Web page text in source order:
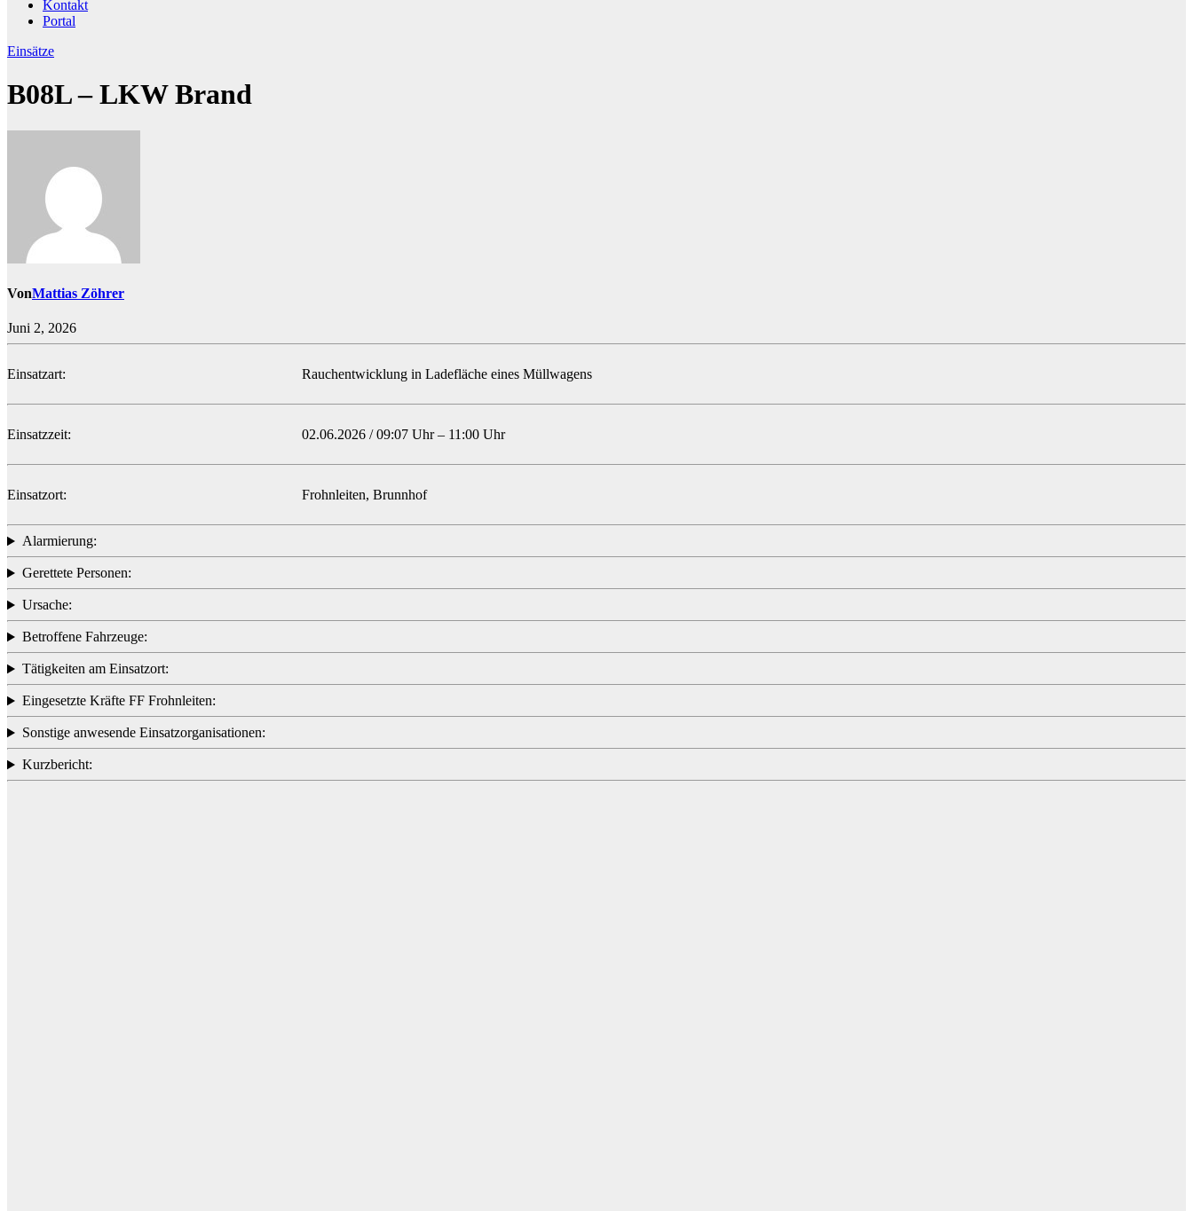
Kontakt
Portal
Einsätze
B08L – LKW Brand
VonMattias Zöhrer
Juni 2, 2026
Einsatzart: Rauchentwicklung in Ladefläche eines Müllwagens
Einsatzzeit: 02.06.2026 / 09:07 Uhr – 11:00 Uhr
Einsatzort: Frohnleiten, Brunnhof
Alarmierung:
Gerettete Personen:
Ursache:
Betroffene Fahrzeuge:
Tätigkeiten am Einsatzort:
Eingesetzte Kräfte FF Frohnleiten:
Sonstige anwesende Einsatzorganisationen:
Kurzbericht: